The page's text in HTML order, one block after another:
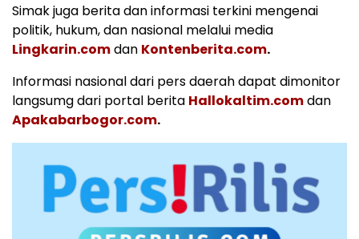
Simak juga berita dan informasi terkini mengenai
politik, hukum, dan nasional melalui media
Lingkarin.comdan Kontenberita.com.
Informasi nasional dari pers daerah dapat dimonitor
langsumg dari portal berita Hallokaltim.comdan
Apakabarbogor.com.